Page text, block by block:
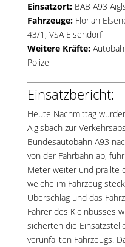
Einsatzort:BAB A93
Fahrzeuge: Florian
43/1 , VSA Elsendorf
Weitere Kräfte:
Polizei
Einsatzbericht:
Heute Nachmittag
Aiglsbach zur
Bundesautobahn A93
von der Fahrbahn ab,
Meter weiter und prallte
welche im Fahrzeug
Überschlag und das
Fahrer des Kleinbusses
sicherten die
verunfallten Fahrzeugs.